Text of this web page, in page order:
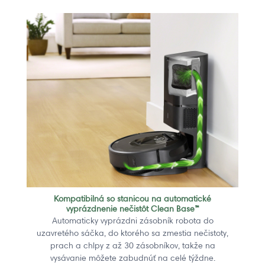
Kompatibilná so stanicou na automatické
vyprázdnenie nečistôt Clean Base™
Automaticky vyprázdni zásobník robota do
uzavretého sáčka, do ktorého sa zmestia nečistoty,
prach a chlpy z až 30 zásobníkov, takže na
vysávanie môžete zabudnúť na celé týždne.